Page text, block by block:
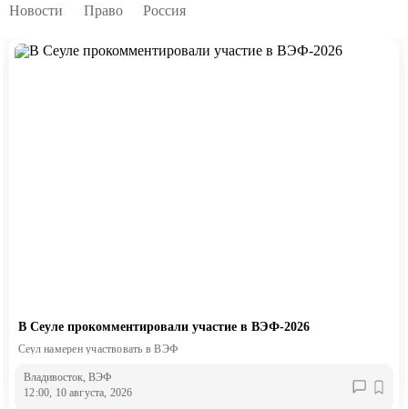
Новости Право Россия
В Сеуле прокомментировали участие в ВЭФ-2026
Сеул намерен участвовать в ВЭФ
Владивосток, ВЭФ
12:00, 10 августа, 2026